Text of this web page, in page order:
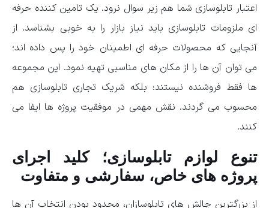
اعتبار تابلوسازی شما هم زیر سوال نرود. یک تامین کننده حرفه
ای ملزومات تابلوسازی باید نیاز بازار را به خوبی بشناسد. از
آنجایی که محصولات حرفه ای‌ اطمینان خود را پس داده اند؛
می توان آن ها را از مکان های مناسبی تهیه نمود. این مجموعه
ها فقط فروشنده نیستند؛ بلکه شریک تجاری تابلوسازی هم
محسوب می گردند. نقش مهمی در موفقیت پروژه ها ایفا می
کنند.
تنوع لوازم تابلوسازی؛ کلید اجرای
پروژه های خاص، سفارشی و متفاوت
از بزرگترین چالش های تابلوسازان،‌ محدود بودن انتخاب آن ها